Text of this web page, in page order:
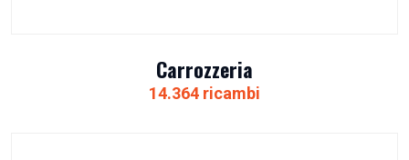
Carrozzeria
14.364 ricambi